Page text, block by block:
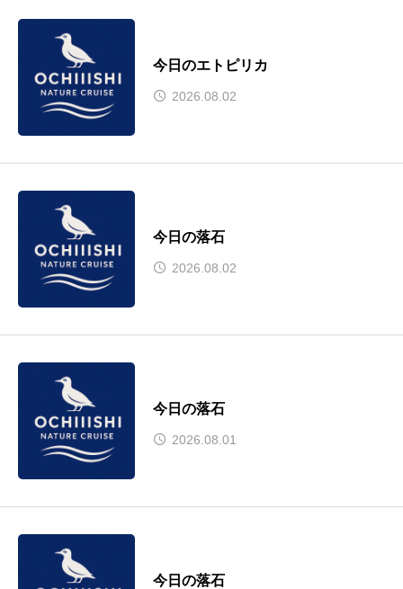
今日のエトピリカ
2026.08.02
今日の落石
2026.08.02
今日の落石
2026.08.01
今日の落石